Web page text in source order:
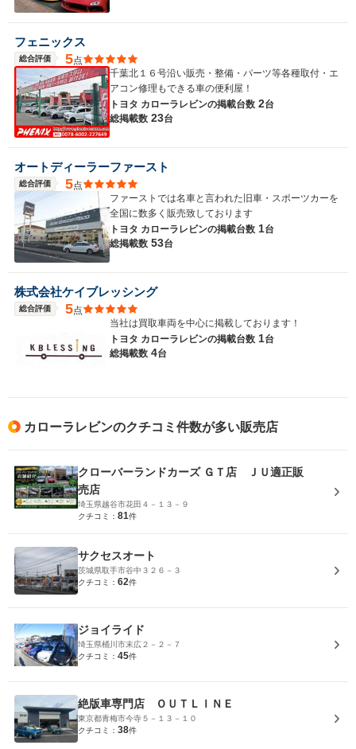
フェニックス
総合評価 5点
千葉北１６号沿い販売・整備・パーツ等各種取付・エ
アコン修理もできる車の便利屋！
トヨタ カローラレビンの掲載台数 2台
総掲載数 23台
オートディーラーファースト
総合評価 5点
ファーストでは名車と言われた旧車・スポーツカーを
全国に数多く販売致しております
トヨタ カローラレビンの掲載台数 1台
総掲載数 53台
株式会社ケイブレッシング
総合評価 5点
当社は買取車両を中心に掲載しております！
トヨタ カローラレビンの掲載台数 1台
総掲載数 4台
カローラレビンのクチコミ件数が多い販売店
クローバーランドカーズ ＧＴ店 ＪＵ適正販
売店
埼玉県越谷市花田４－１３－９
クチコミ： 81件
サクセスオート
茨城県取手市谷中３２６－３
クチコミ： 62件
ジョイライド
埼玉県桶川市末広２－２－７
クチコミ： 45件
絶版車専門店 ＯＵＴＬＩＮＥ
東京都青梅市今寺５－１３－１０
クチコミ： 38件